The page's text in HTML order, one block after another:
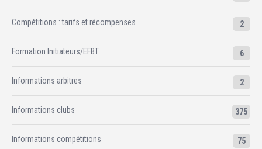
Compétitions : tarifs et récompenses 2
Formation Initiateurs/EFBT 6
Informations arbitres 2
Informations clubs 375
Informations compétitions 75